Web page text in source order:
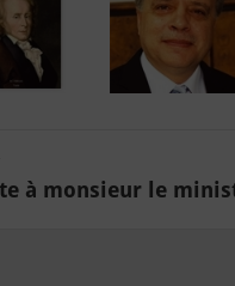
à monsieur le